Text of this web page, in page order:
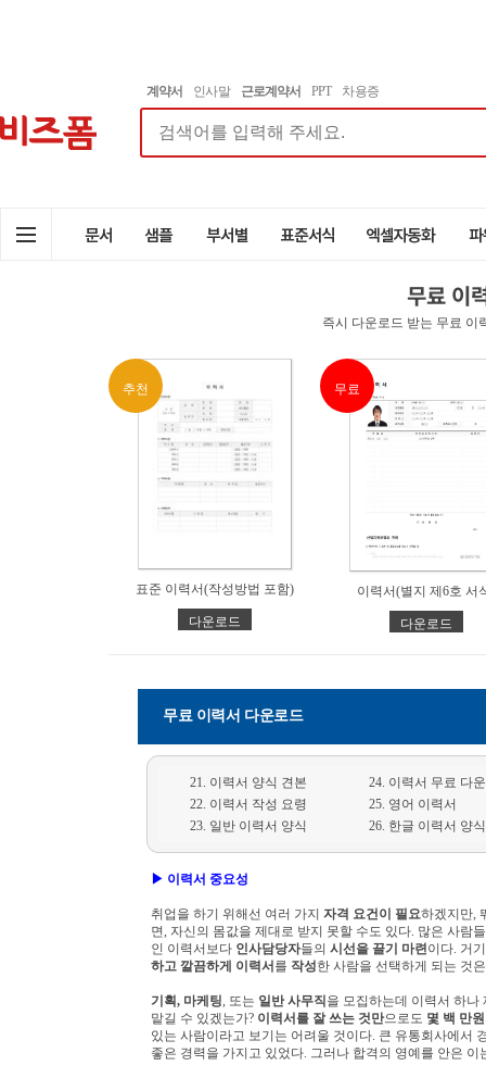
계약서 인사말 근로계약서 PPT 차용증
무료 이
즉시 다운로드 받는 무료 이
추천
표준 이력서(작성방법 포함)
다운로드
무료
이력서(별지 제6호 서
다운로드
무료 이력서 다운로드
21. 이력서 양식 견본
24. 이력서 무료 다
22. 이력서 작성 요령
25. 영어 이력서
23. 일반 이력서 양식
26. 한글 이력서 양식
▶ 이력서 중요성
취업을 하기 위해선 여러 가지 자격 요건이 필요하겠지만,
면, 자신의 몸값을 제대로 받지 못할 수도 있다. 많은 사람
인 이력서보다 인사담당자들의 시선을 끌기 마련이다. 거
하고 깔끔하게 이력서를 작성한 사람을 선택하게 되는 것
기획, 마케팅 , 또는 일반 사무직을 모집하는데 이력서 하나
맡길 수 있겠는가? 이력서를 잘 쓰는 것만으로도 몇 백 만
있는 사람이라고 보기는 어려울 것이다. 큰 유통회사에서
좋은 경력을 가지고 있었다. 그러나 합격의 영예를 안은